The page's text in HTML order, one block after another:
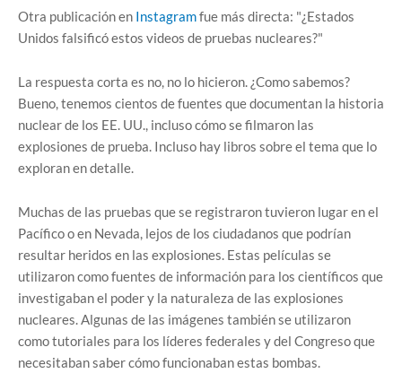
Otra publicación en Instagramfue más directa: "¿Estados
Unidos falsificó estos videos de pruebas nucleares?"
La respuesta corta es no, no lo hicieron. ¿Como sabemos?
Bueno, tenemos cientos de fuentes que documentan la historia
nuclear de los EE. UU., incluso cómo se filmaron las
explosiones de prueba. Incluso hay libros sobre el tema que lo
exploran en detalle.
Muchas de las pruebas que se registraron tuvieron lugar en el
Pacífico o en Nevada, lejos de los ciudadanos que podrían
resultar heridos en las explosiones. Estas películas se
utilizaron como fuentes de información para los científicos que
investigaban el poder y la naturaleza de las explosiones
nucleares. Algunas de las imágenes también se utilizaron
como tutoriales para los líderes federales y del Congreso que
necesitaban saber cómo funcionaban estas bombas.